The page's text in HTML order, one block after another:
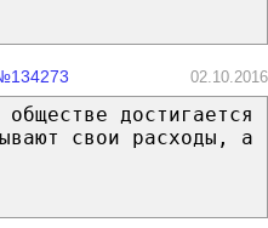
02.10.2016
достигается
свои расходы, а